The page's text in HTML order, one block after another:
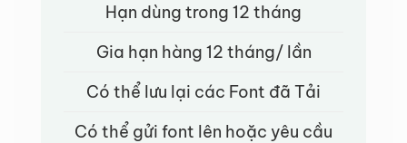
Hạn dùng trong 12 tháng
Gia hạn hàng 12 tháng/ lần
Có thể lưu lại các Font đã Tải
Có thể gửi font lên hoặc yêu cầu